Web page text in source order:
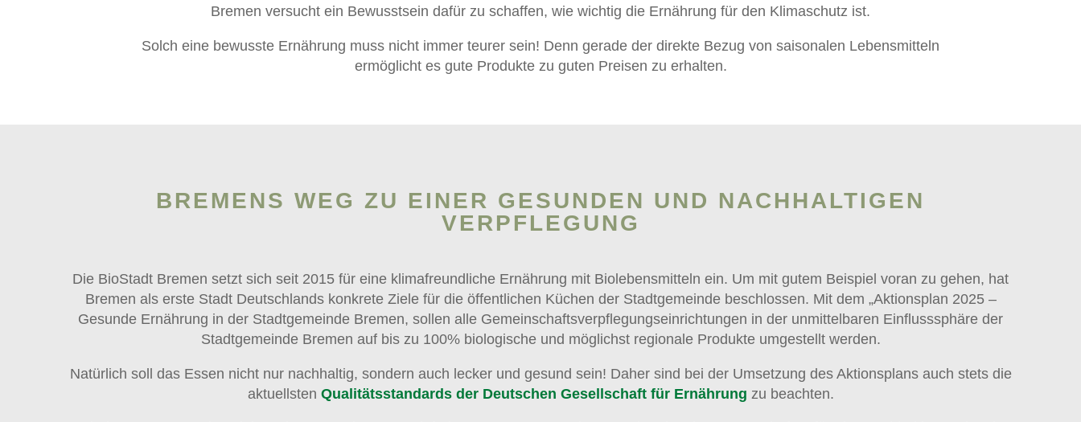
Bremen versucht ein Bewusstsein dafür zu schaffen, wie wichtig die Ernährung für den Klimaschutz ist.
Solch eine bewusste Ernährung muss nicht immer teurer sein! Denn gerade der direkte Bezug von saisonalen Lebensmitteln
ermöglicht es gute Produkte zu guten Preisen zu erhalten.
BREMENS WEG ZU EINER GESUNDEN UND NACHHALTIGEN
VERPFLEGUNG
Die BioStadt Bremen setzt sich seit 2015 für eine klimafreundliche Ernährung mit Biolebensmitteln ein. Um mit gutem Beispiel voran zu gehen, hat
Bremen als erste Stadt Deutschlands konkrete Ziele für die öffentlichen Küchen der Stadtgemeinde beschlossen. Mit dem „Aktionsplan 2025 –
Gesunde Ernährung in der Stadtgemeinde Bremen, sollen alle Gemeinschaftsverpflegungseinrichtungen in der unmittelbaren Einflusssphäre der
Stadtgemeinde Bremen auf bis zu 100% biologische und möglichst regionale Produkte umgestellt werden.
Natürlich soll das Essen nicht nur nachhaltig, sondern auch lecker und gesund sein! Daher sind bei der Umsetzung des Aktionsplans auch stets die
aktuellsten Qualitätsstandards der Deutschen Gesellschaft für Ernährung zu beachten.